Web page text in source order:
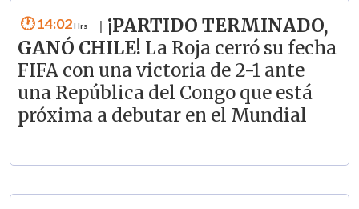
14:02
¡PARTIDO TERMINADO,
GANÓ CHILE! La Roja cerró su fecha
FIFA con una victoria de 2-1 ante
una República del Congo que está
próxima a debutar en el Mundial